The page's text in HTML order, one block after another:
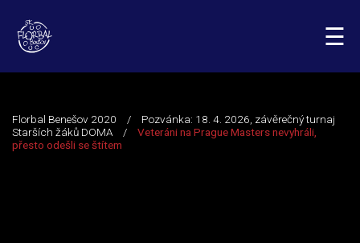
☰